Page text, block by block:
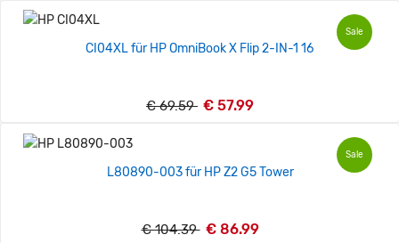
Sale
CI04XL für HP OmniBook X Flip 2-IN-1 16
€ 69.59 € 57.99
Sale
L80890-003 für HP Z2 G5 Tower
€ 104.39 € 86.99